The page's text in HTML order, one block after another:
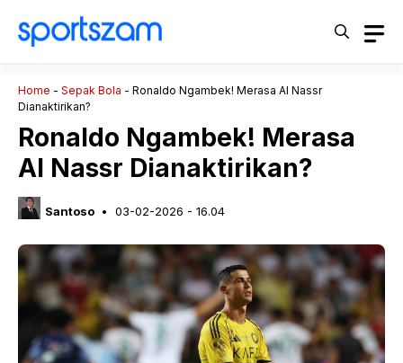
Home - Sepak Bola - Ronaldo Ngambek! Merasa Al Nassr
Dianaktirikan?
Ronaldo Ngambek! Merasa
Al Nassr Dianaktirikan?
Santoso 03-02-2026 - 16.04